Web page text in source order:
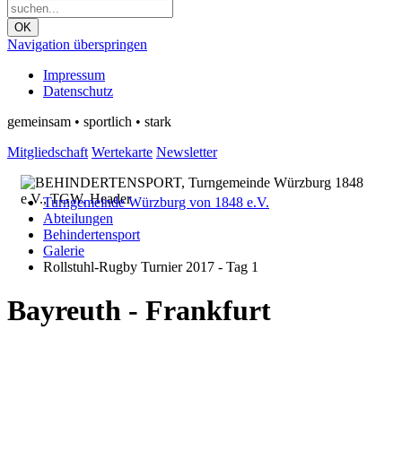
OK
Navigation überspringen
Impressum
Datenschutz
gemeinsam • sportlich • stark
Mitgliedschaft Wertekarte Newsletter
Turngemeinde Würzburg von 1848 e.V.
Abteilungen
Behindertensport
Galerie
Rollstuhl-Rugby Turnier 2017 - Tag 1
Bayreuth - Frankfurt